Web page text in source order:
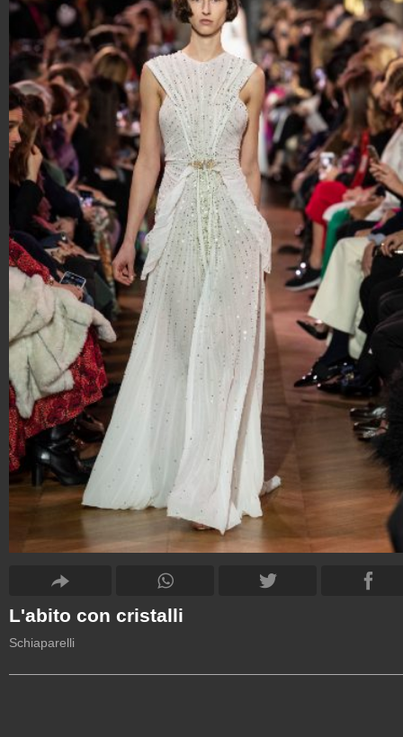
L'abito con cristalli
Schiaparelli